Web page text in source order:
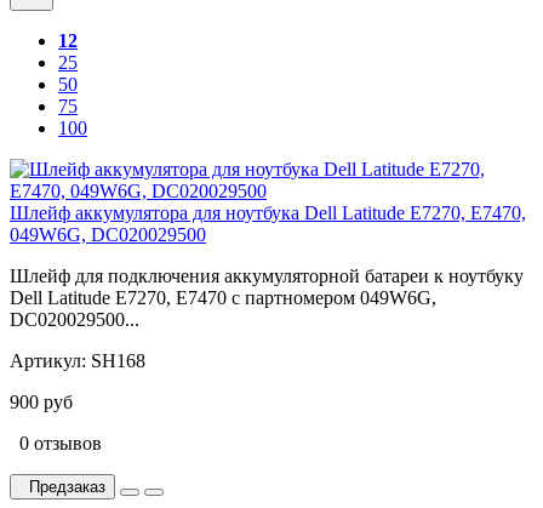
12
25
50
75
100
Шлейф аккумулятора для ноутбука Dell Latitude E7270, E7470,
049W6G, DC020029500
Шлейф для подключения аккумуляторной батареи к ноутбуку
Dell Latitude E7270, E7470 с партномером 049W6G,
DC020029500...
Артикул: SH168
900 руб
0 отзывов
Предзаказ